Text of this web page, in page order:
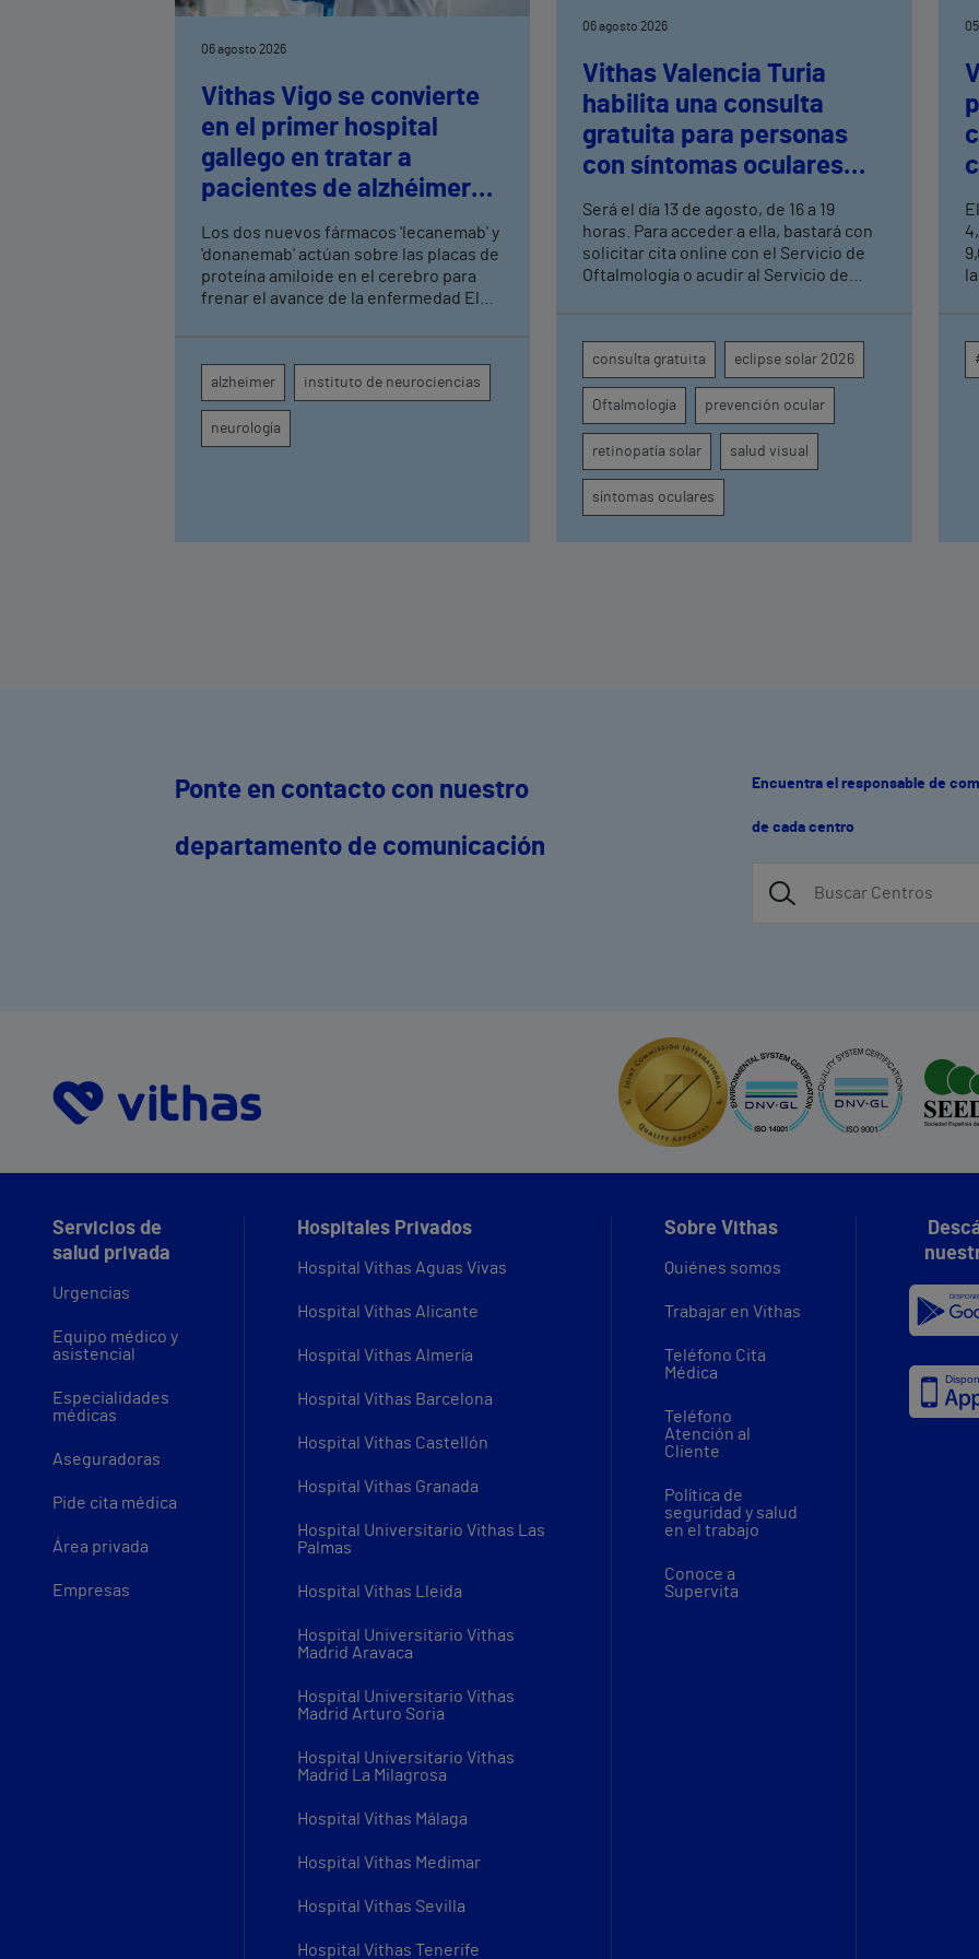
06 agosto 2026
Vithas Vigo se convierte
en el primer hospital
gallego en tratar a
pacientes de alzhéimer
en fase leve con terapias
antiamiloide
Los dos nuevos fármacos 'lecanemab' y
'donanemab' actúan sobre las placas de
proteína amiloide en el cerebro para
frenar el avance de la enfermedad El
para el exhaustivo seguimiento clínico
de cada paciente
alzheimer instituto de neurociencias
neurología
06 agosto 2026
Vithas Valencia Turia
habilita una consulta
gratuita para personas
con síntomas oculares
tras el eclipse solar
Será el día 13 de agosto, de 16 a 19
horas. Para acceder a ella, bastará con
solicitar cita online con el Servicio de
Oftalmología o acudir al Servicio de
consulta gratuita eclipse solar 2026
Oftalmología prevención ocular
retinopatía solar salud visual
síntomas oculares
Ponte en contacto con nuestro
departamento de comunicación
Encuentra el responsable de
de cada centro
Servicios de
salud privada
Urgencias
Equipo médico y
asistencial
Especialidades
médicas
Aseguradoras
Pide cita médica
Área privada
Empresas
Hospitales Privados
Hospital Vithas Aguas Vivas
Hospital Vithas Alicante
Hospital Vithas Almería
Hospital Vithas Barcelona
Hospital Vithas Castellón
Hospital Vithas Granada
Hospital Universitario Vithas Las
Palmas
Hospital Vithas Lleida
Hospital Universitario Vithas
Madrid Aravaca
Hospital Universitario Vithas
Madrid Arturo Soria
Hospital Universitario Vithas
Madrid La Milagrosa
Hospital Vithas Málaga
Hospital Vithas Medimar
Hospital Vithas Sevilla
Hospital Vithas Tenerife
Sobre Vithas
Quiénes somos
Trabajar en Vithas
Teléfono Cita
Médica
Teléfono
Atención al
Cliente
Política de
seguridad y salud
en el trabajo
Conoce a
Supervita